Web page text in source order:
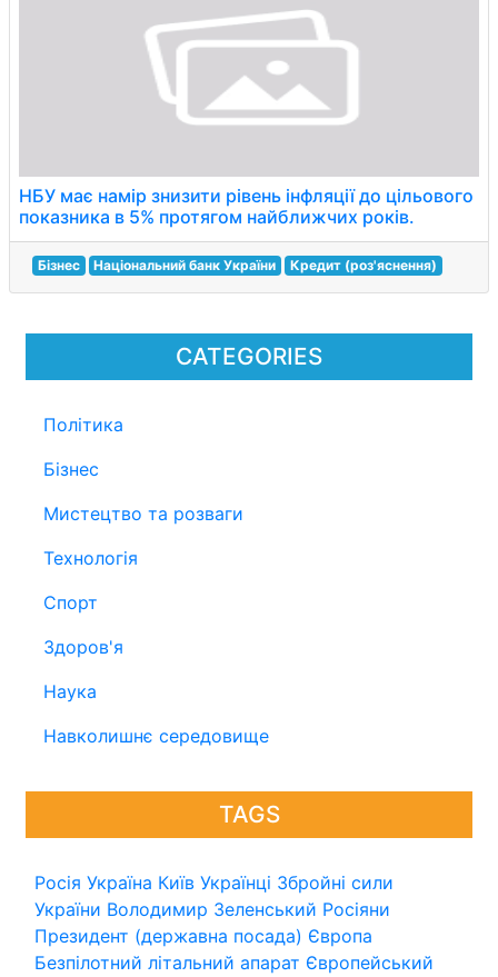
CATEGORIES
Політика
Бізнес
Мистецтво та розваги
Технологія
Спорт
Здоров'я
Наука
Навколишнє середовище
TAGS
Росія Україна Київ Українці Збройні сили
України Володимир Зеленський Росіяни
Президент (державна посада) Європа
Безпілотний літальний апарат Європейський
НБУ має намір знизити рівень інфляції до цільового
показника в 5% протягом найближчих років.
Бізнес Національний банк України Кредит (роз'яснення)